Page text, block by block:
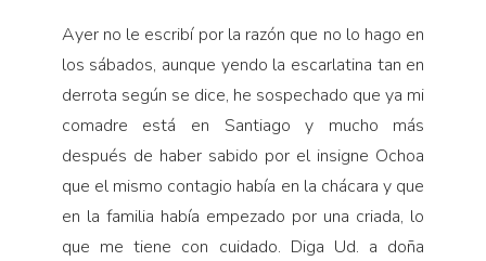
Ayer no le escribí por la razón que no lo hago en
los sábados, aunque yendo la escarlatina tan en
derrota según se dice, he sospechado que ya mi
comadre está en Santiago y mucho más
después de haber sabido por el insig­ne Ochoa
que el mismo contagio había en la chá­cara y que
en la familia había empezado por una criada, lo
que me tiene con cuidado. Diga Ud. a doña